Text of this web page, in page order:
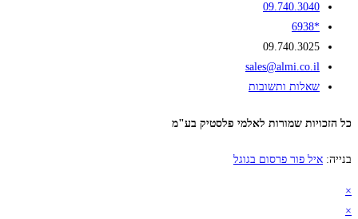
09.740.3040
*6938
09.740.3025
sales@almi.co.il
שאלות ותשובות
כל הזכויות שמורות לאלמי פלסטיק בע"מ
בנייה: איל פור פרסום בגוגל
×
×